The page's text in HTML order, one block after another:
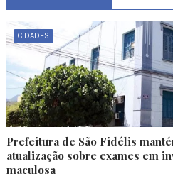
CIDADES
Prefeitura de São Fidélis
atualização sobre exames em
maculosa